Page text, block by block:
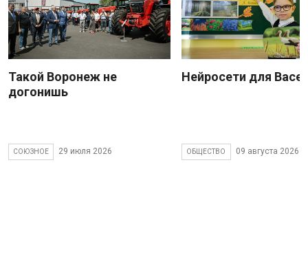
Такой Воронеж не
догонишь
СОЮЗНОЕ 29 июля 2026
Нейросети для
ОБЩЕСТВО 09 августа 2026